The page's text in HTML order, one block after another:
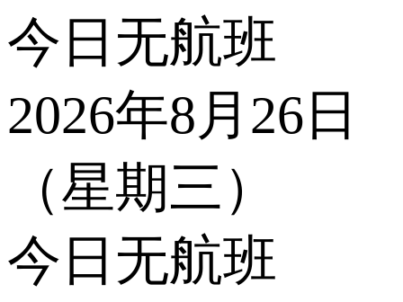
今日无航班
2026年8月26日
（星期三）
今日无航班